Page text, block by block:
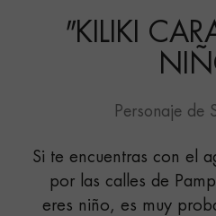
"KILIKI
Personaje de
Si te encuentras con el
por las calles de
eres niño, es muy